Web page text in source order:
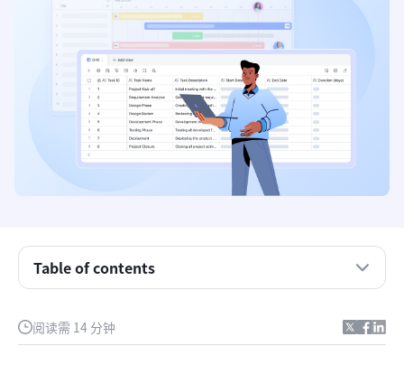
阅读需 14 分钟
Table of contents
项目管理时间线工具的关键功能